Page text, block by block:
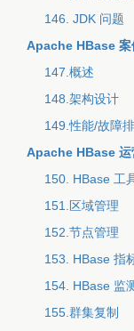
146. JDK 问题
Apache HBase 案
147.概述
148.架构设计
149.性能/故障
Apache HBase 运
150. HBase 工
151.区域管理
152.节点管理
153. HBase 指
154. HBase 监
155.群集复制